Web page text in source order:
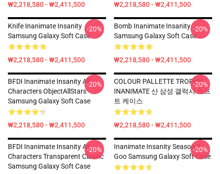
₩2,218,580 - ₩2,411,500 ₩2,218,580 - ₩2,411,500
Knife Inanimate Insanity
Samsung Galaxy Soft Case
₩2,218,580 - ₩2,411,500
-20%
Bomb Inanimate Insanity
Samsung Galaxy Soft Case
₩2,218,580 - ₩2,411,500
-20%
BFDI Inanimate Insanity All
Characters ObjectAllStars
Samsung Galaxy Soft Case
₩2,218,580 - ₩2,411,500
-20%
COLOUR PALLETTE TROPHY
INANIMATE 산 삼성 갤럭시 소프
트 케이스
₩2,218,580 - ₩2,411,500
-20%
BFDI Inanimate Insanity All
Characters Transparent Classic
Samsung Galaxy Soft Case
-20%
Inanimate Insanity Season 3
Goo Samsung Galaxy Soft Case
-20%